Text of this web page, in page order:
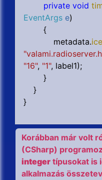
private void
EventArgs e)
{
metadata.
"16", "1", label1);
}
}
}
Korábban már volt
(CSharp)
integer típusokat is
alkalmazás